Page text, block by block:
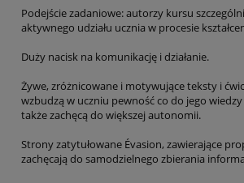
Podejście zadaniowe: autorzy kursu
aktywnego udziału ucznia w procesie
Duży nacisk na komunikację i działanie.
Żywe, zróżnicowane i motywujące teksty i
wzbudzą w uczniu pewność co do jego
także zachęcą do większej autonomii.
Strony zatytułowane Évasion, zawierające
zachęcają do samodzielnego zbierania